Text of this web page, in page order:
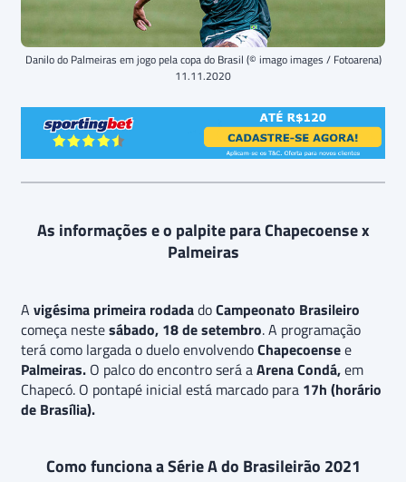
Danilo do Palmeiras em jogo pela copa do Brasil (© imago images / Fotoarena)
11.11.2020
As informações e o palpite para Chapecoense x
Palmeiras
A vigésima primeira rodadadoCampeonato Brasileiro
começa nestesábado, 18 de setembro. A programação
terá como largada o duelo envolvendoChapecoensee
Palmeiras. O palco do encontro será aArena Condá,em
Chapecó. O pontapé inicial está marcado para 17h (horário
de Brasília).
Como funciona a Série A do Brasileirão 2021